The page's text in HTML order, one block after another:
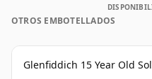
OTROS EMBOTELLADOS
Glenfiddich 15 Year Old